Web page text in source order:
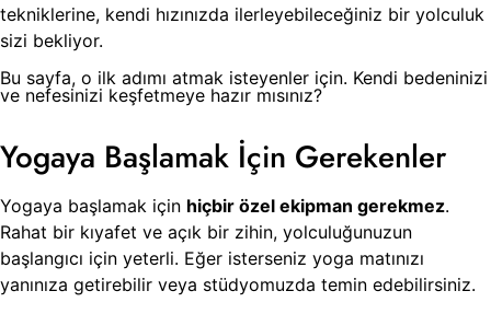
tekniklerine, kendi hızınızda ilerleyebileceğiniz bir yolculuk
sizi bekliyor.
Bu sayfa, o ilk adımı atmak isteyenler için. Kendi bedeninizi
ve nefesinizi keşfetmeye hazır mısınız?
Yogaya Başlamak İçin Gerekenler
Yogaya başlamak için hiçbir özel ekipman gerekmez.
Rahat bir kıyafet ve açık bir zihin, yolculuğunuzun
başlangıcı için yeterli. Eğer isterseniz yoga matınızı
yanınıza getirebilir veya stüdyomuzda temin edebilirsiniz.